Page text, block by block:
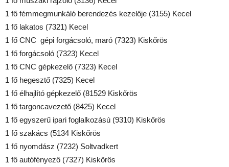
1 fő fémmegmunkáló berendezés kezelője (3155) Kecel
1 fő lakatos (7321) Kecel
1 fő CNC gépi forgácsoló, maró (7323) Kiskőrös
1 fő forgácsoló (7323) Kecel
1 fő CNC gépkezelő (7323) Kecel
1 fő hegesztő (7325) Kecel
1 fő élhajlító gépkezelő (81529 Kiskőrös
1 fő targoncavezető (8425) Kecel
1 fő egyszerű ipari foglalkozású (9310) Kiskőrös
1 fő szakács (5134 Kiskőrös
1 fő nyomdász (7232) Soltvadkert
1 fő autófényező (7327) Kiskőrös